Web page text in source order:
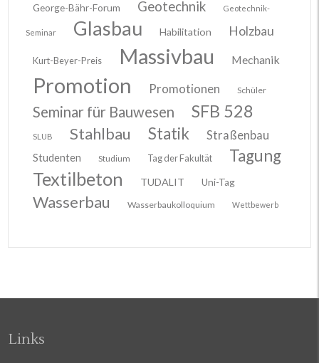
George-Bähr-Forum Geotechnik Geotechnik-
Seminar Glasbau Habilitation Holzbau
Kurt-Beyer-Preis Massivbau Mechanik
Promotion Promotionen Schüler
Seminar für Bauwesen SFB 528
SLUB Stahlbau Statik Straßenbau
Studenten Studium Tag der Fakultät Tagung
Textilbeton TUDALIT Uni-Tag
Wasserbau Wasserbaukolloquium Wettbewerb
Links